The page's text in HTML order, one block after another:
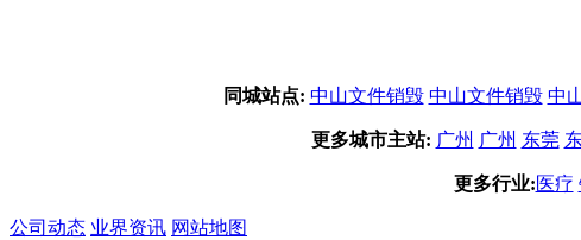
同城站点: 中山文件销毁 中山文件销毁 中
更多城市主站: 广州 广州 东莞
更多行业:医疗
公司动态 业界资讯 网站地图